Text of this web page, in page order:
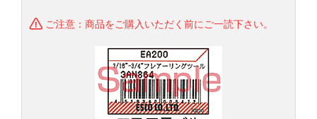
ご注意：商品をご購入いただく前にご一読下さい。